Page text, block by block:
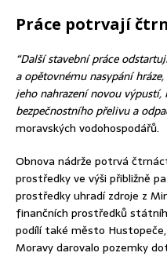
Práce potrvají
“Další stavební práce
a opětovnému nasypání
jeho nahrazení novou
bezpečnostního přelivu a
moravských vodohospodářů.
Obnova nádrže potrvá
prostředky ve výši přibližně
prostředky uhradí zdroje z
finančních prostředků
podílí také město
Moravy darovalo pozemky